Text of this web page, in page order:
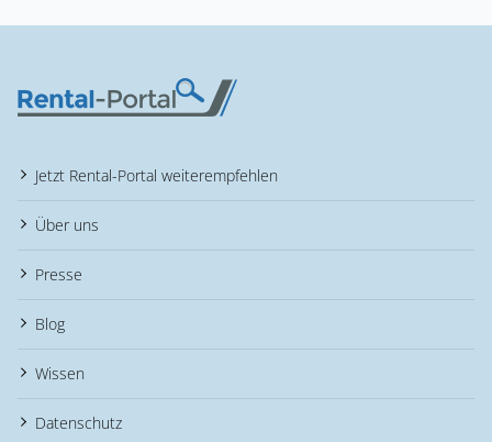
Jetzt Rental-Portal weiterempfehlen
Über uns
Presse
Blog
Wissen
Datenschutz